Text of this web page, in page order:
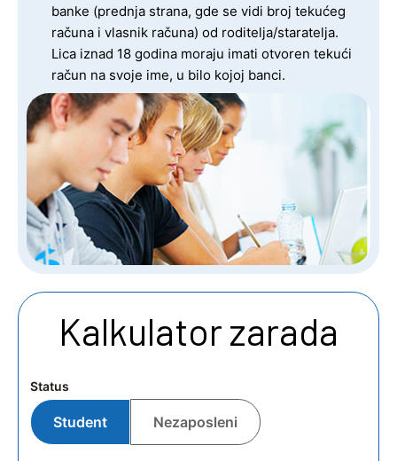
banke (prednja strana, gde se vidi broj tekućeg
računa i vlasnik računa) od roditelja/staratelja.
Lica iznad 18 godina moraju imati otvoren tekući
račun na svoje ime, u bilo kojoj banci.
Kalkulator zarada
Status
Student Nezaposleni